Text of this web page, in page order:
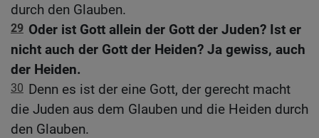
durch den Glauben.
29 Oder ist Gott allein der Gott der Juden? Ist er
nicht auch der Gott der Heiden? Ja gewiss, auch
der Heiden.
30 Denn es ist der eine Gott, der gerecht macht
die Juden aus dem Glauben und die Heiden durch
den Glauben.